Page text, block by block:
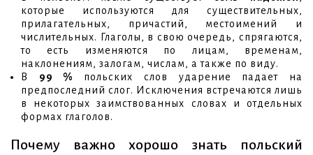
которые используются для существительных,
прилагательных, причастий, местоимений и
числительных. Глаголы, в свою очередь, спрягаются,
то есть изменяются по лицам, временам,
наклонениям, залогам, числам, а также по виду.
В 99 % польских слов ударение падает на
предпоследний слог. Исключения встречаются лишь
в некоторых заимствованных словах и отдельных
формах глаголов.
Почему важно хорошо знать польский